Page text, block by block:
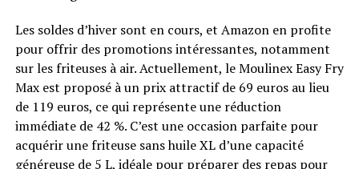
intempéries tout en étant capable de fonctionner dans
des températures variant entre -20 °C et +55 °C.
Disponibilité et Offres
Promotionnelles
Les soldes d’hiver sont en cours, et Amazon en profite
pour offrir des promotions intéressantes, notamment
sur les friteuses à air. Actuellement, le Moulinex Easy Fry
Max est proposé à un prix attractif de 69 euros au lieu
de 119 euros, ce qui représente une réduction
immédiate de 42 %. C’est une occasion parfaite pour
acquérir une friteuse sans huile XL d’une capacité
généreuse de 5 L, idéale pour préparer des repas pour